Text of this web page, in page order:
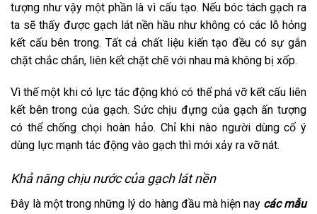
tượng như vậy một phần là vì cấu tạo. Nếu bóc tách gạch ra
ta sẽ thấy được gạch lát nền hầu như không có các lỗ hỏng
kết cấu bên trong. Tất cả chất liệu kiến tạo đều có sự gắn
chặt chắc chắn, liên kết chặt chẽ với nhau mà không bị xốp.
Vì thế một khi có lực tác động khó có thể phá vỡ kết cấu liên
kết bên trong của gạch. Sức chịu đựng của gạch ấn tượng
có thể chống chọi hoàn hảo. Chỉ khi nào người dùng cố ý
dùng lực mạnh tác động vào gạch thì mới xảy ra vỡ nát.
Khả năng chịu nước của gạch lát nền
Đây là một trong những lý do hàng đầu mà hiện nay các mẫu